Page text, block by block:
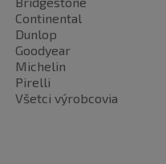
Continental
Dunlop
Goodyear
Michelin
Pirelli
Všetci výrobcovia